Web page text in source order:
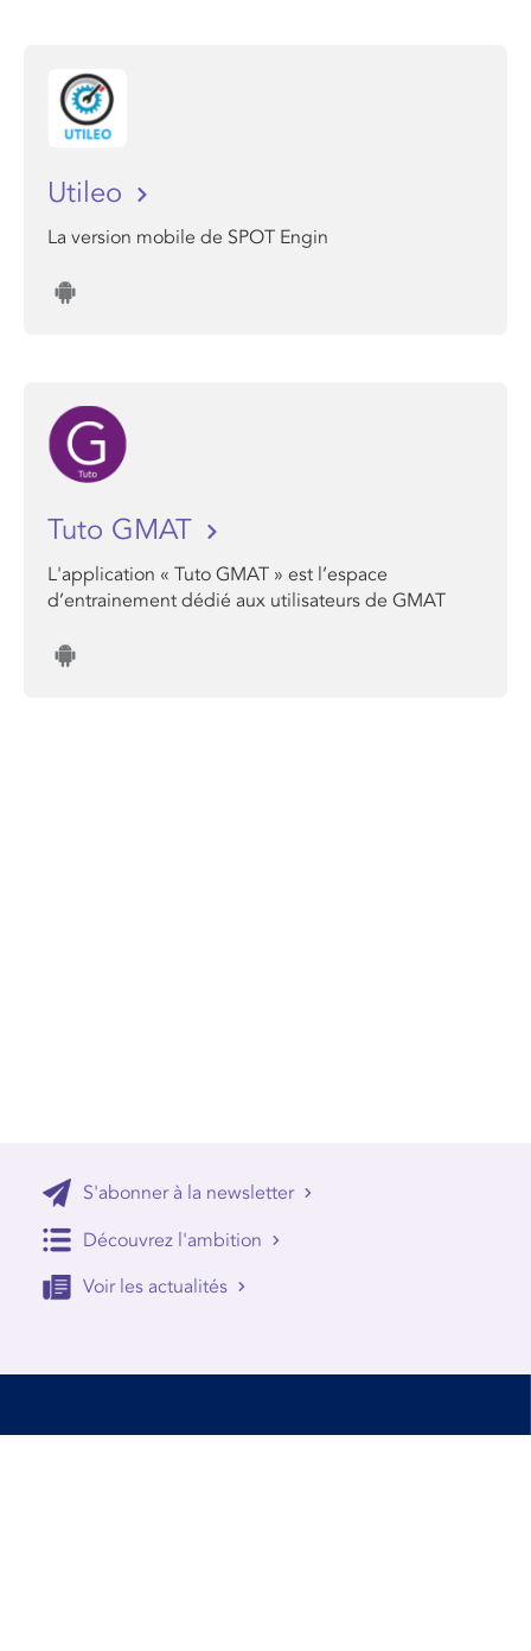
Utileo
La version mobile de SPOT Engin
Tuto GMAT
L'application « Tuto GMAT » est l’espace
d’entrainement dédié aux utilisateurs de GMAT
S'abonner à la newsletter
Découvrez l'ambition
Voir les actualités